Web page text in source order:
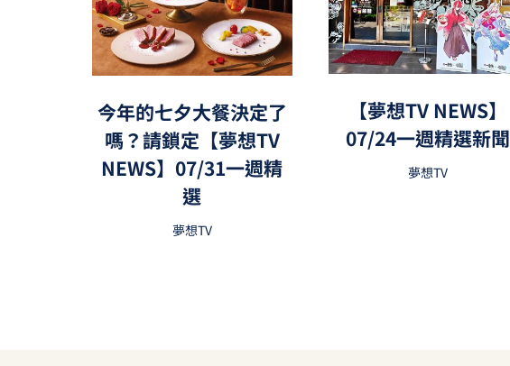
今年的七夕大餐決定了
嗎？請鎖定【夢想TV
NEWS】07/31一週精
選
夢想TV
【夢想TV NEWS】
07/24一週精選新聞
夢想TV